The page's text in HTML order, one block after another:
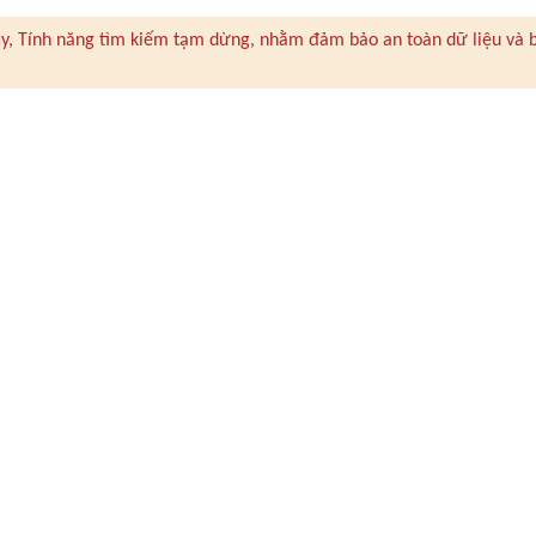
Tính năng tìm kiếm tạm dừng, nhằm đảm bảo an toàn dữ liệu và